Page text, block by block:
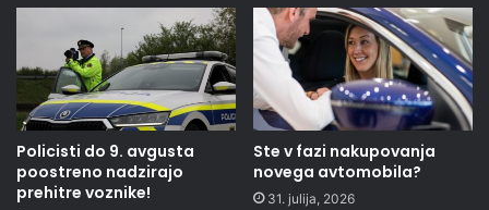
Policisti do 9. avgusta
poostreno nadzirajo
prehitre voznike!
Ste v fazi nakupovanja
novega avtomobila?
31. julija, 2026